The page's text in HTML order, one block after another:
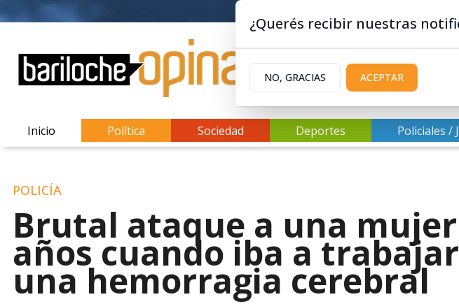
Inicio Política Sociedad Deportes Policiales /
POLICÍA
Brutal ataque a una mujer
años cuando iba a
una hemorragia cerebral
¿Querés recibir nuestras
NO, GRACIAS ACEPTAR